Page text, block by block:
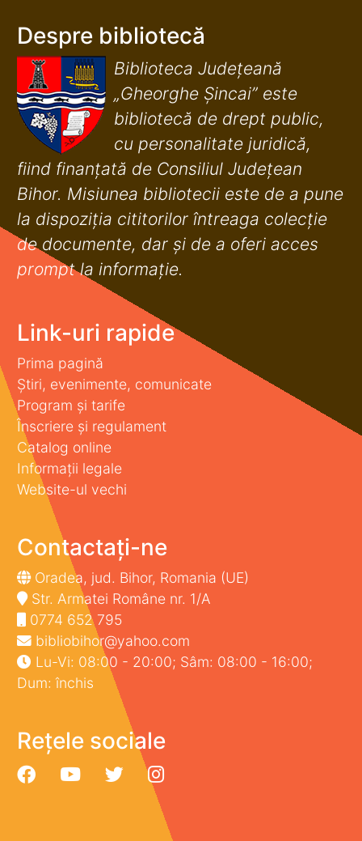
Despre bibliotecă
Biblioteca Județeană
„Gheorghe Șincai” este
bibliotecă de drept public,
cu personalitate juridică,
fiind finanţată de Consiliul Judeţean
Bihor. Misiunea bibliotecii este de a pune
la dispoziţia cititorilor întreaga colecţie
de documente, dar şi de a oferi acces
prompt la informaţie.
Link-uri rapide
Prima pagină
Știri, evenimente, comunicate
Program și tarife
Înscriere și regulament
Catalog online
Informații legale
Website-ul vechi
Contactați-ne
Oradea, jud. Bihor, Romania (UE)
Str. Armatei Române nr. 1/A
0774 652 795
bibliobihor@yahoo.com
Lu-Vi: 08:00 - 20:00; Sâm: 08:00 - 16:00;
Dum: închis
Rețele sociale